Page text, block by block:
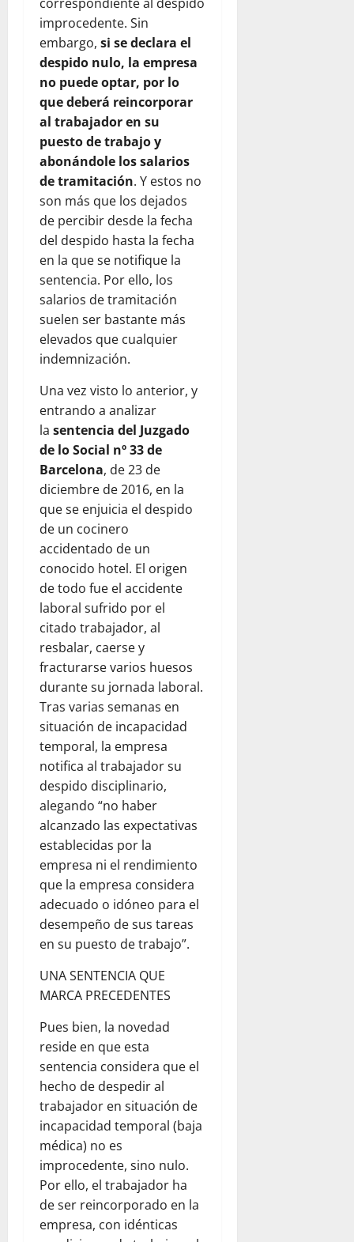
improcedente. Sin
embargo, si se declara el
despido nulo, la empresa
no puede optar, por lo
que deberá reincorporar
al trabajador en su
puesto de trabajo y
abonándole los salarios
de tramitación. Y estos no
son más que los dejados
de percibir desde la fecha
del despido hasta la fecha
en la que se notifique la
sentencia. Por ello, los
salarios de tramitación
suelen ser bastante más
elevados que cualquier
indemnización.
Una vez visto lo anterior, y
entrando a analizar
la sentencia del Juzgado
de lo Social nº 33 de
Barcelona, de 23 de
diciembre de 2016, en la
que se enjuicia el despido
de un cocinero
accidentado de un
conocido hotel. El origen
de todo fue el accidente
laboral sufrido por el
citado trabajador, al
resbalar, caerse y
fracturarse varios huesos
durante su jornada laboral.
Tras varias semanas en
situación de incapacidad
temporal, la empresa
notifica al trabajador su
despido disciplinario,
alegando “no haber
alcanzado las expectativas
establecidas por la
empresa ni el rendimiento
que la empresa considera
adecuado o idóneo para el
desempeño de sus tareas
en su puesto de trabajo”.
UNA SENTENCIA QUE
MARCA PRECEDENTES
Pues bien, la novedad
reside en que esta
sentencia considera que el
hecho de despedir al
trabajador en situación de
incapacidad temporal (baja
médica) no es
improcedente, sino nulo.
Por ello, el trabajador ha
de ser reincorporado en la
empresa, con idénticas